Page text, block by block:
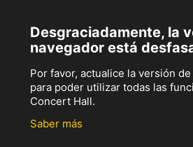
Desgraciadamente, la
navegador está
Por favor, actualice la versión
para poder utilizar todas las
Concert Hall.
Saber más